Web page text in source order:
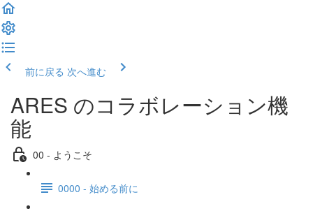
前に戻る 次へ進む
ARES のコラボレーション機
能
00 - ようこそ
0000 - 始める前に